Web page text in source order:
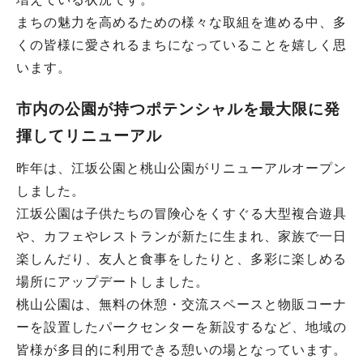
まちの魅力を高めるための様々な取組を進める中、多
くの皆様に愛されるまちになっていることを嬉しく思
います。
市内の公園が持つポテンシャルを最大限に発
揮してリニューアル
昨年は、江坂公園と桃山公園がリニューアルオープン
しました。
江坂公園は子供たちの冒険心をくすぐる大型複合遊具
や、カフェやレストランが新たに生まれ、家族で一日
楽しんだり、友人と食事をしたりと、多彩に楽しめる
場所にアップデートしました。
桃山公園は、無料の休憩・交流スペースと物販コーナ
ーを設置したパークセンターを新設するなど、地域の
皆様が多目的に利用できる憩いの場となっています。